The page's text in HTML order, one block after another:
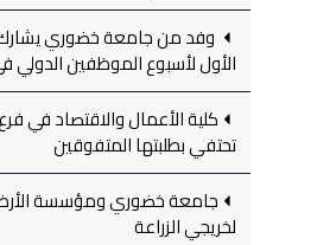
وفد من جامعة خضوري يشارك
الأول لأسبوع الموظفين الدولي
كلية الأعمال والاقتصاد في
تحتفي بطلبتها المتفوقين
جامعة خضوري ومؤسسة
لخريجي الزراعة